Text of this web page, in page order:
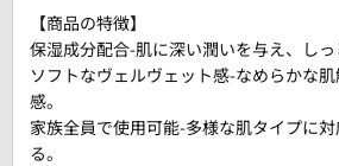
【商品の特徴】
保湿成分配合-肌に深い潤いを与え、しっ
ソフトなヴェルヴェット感-なめらかな
感。
家族全員で使用可能-多様な肌タイプに
る。